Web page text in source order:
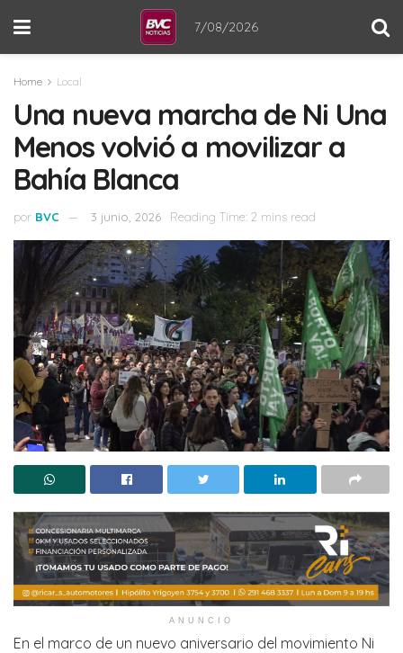
7/08/2026
Home Local
Una nueva marcha de Ni Una
Menos volvió a movilizar a
Bahía Blanca
por BVC 3 junio, 2026 Reading Time: 2 mins read
ANUNCIO
En el marco de un nuevo aniversario del movimiento Ni